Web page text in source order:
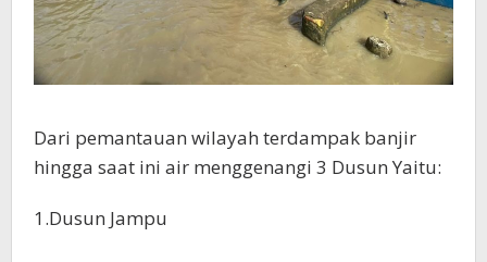
Dari pemantauan wilayah terdampak banjir
hingga saat ini air menggenangi 3 Dusun Yaitu:
1.Dusun Jampu